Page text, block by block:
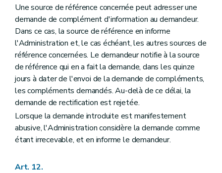
Une source de référence concernée peut adresser une
demande de complément d'information au demandeur.
Dans ce cas, la source de référence en informe
l'Administration et, le cas échéant, les autres sources de
référence concernées. Le demandeur notifie à la source
de référence qui en a fait la demande, dans les quinze
jours à dater de l'envoi de la demande de compléments,
les compléments demandés. Au-delà de ce délai, la
demande de rectification est rejetée.
Lorsque la demande introduite est manifestement
abusive, l'Administration considère la demande comme
étant irrecevable, et en informe le demandeur.
Art. 12.